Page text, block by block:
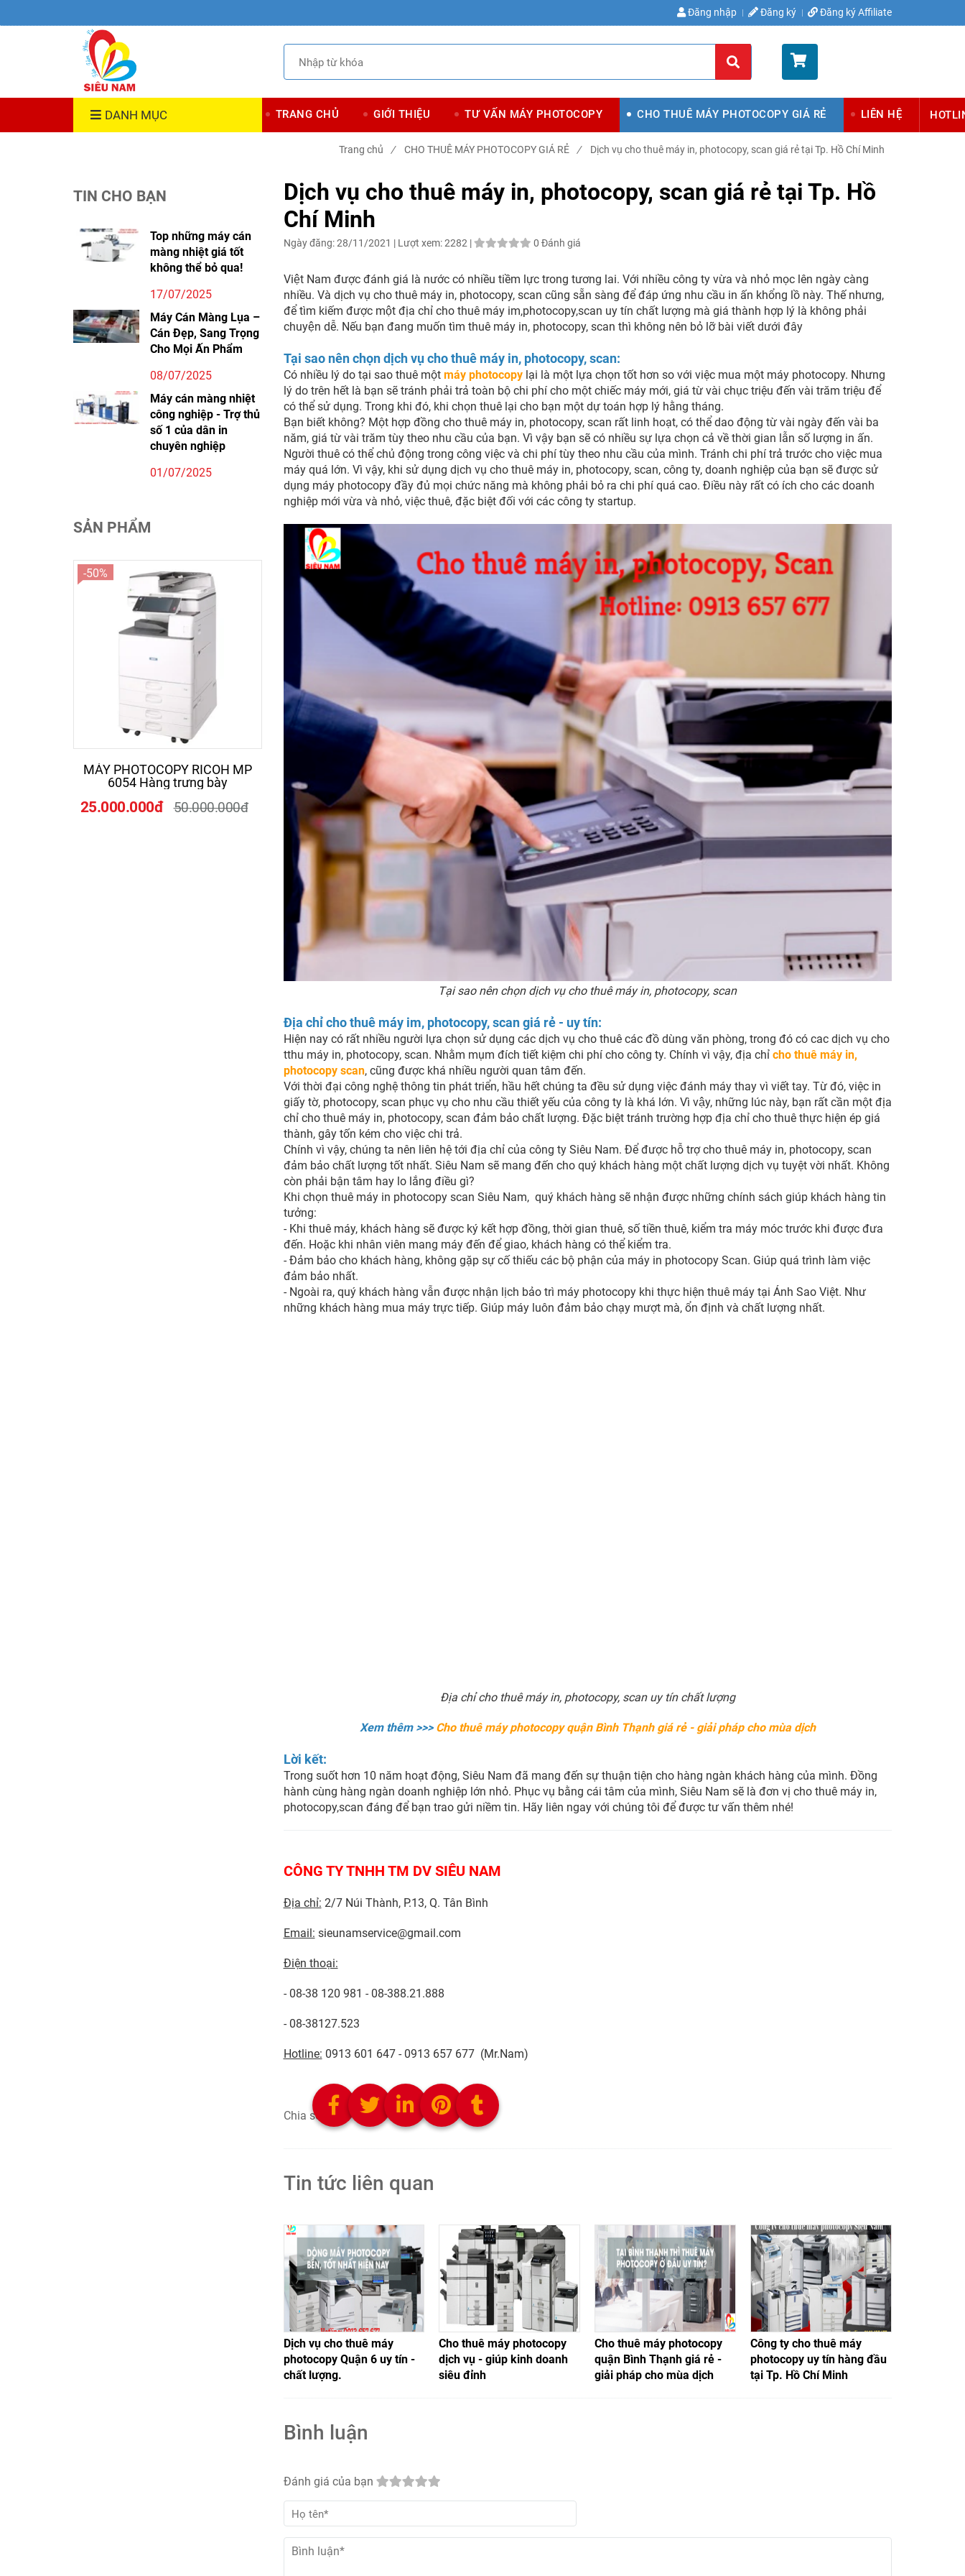
Đăng nhập Đăng ký Đăng ký Affiliate
DANH MỤC TRANG CHỦ GIỚI THIỆU TƯ VẤN MÁY PHOTOCOPY CHO THUÊ MÁY PHOTOCOPY GIÁ RẺ LIÊN HỆ
Trang chủ / CHO THUÊ MÁY PHOTOCOPY GIÁ RẺ / Dịch vụ cho thuê máy in, photocopy, scan giá rẻ tại Tp. Hồ Chí Minh
Dịch vụ cho thuê máy in, photocopy, scan giá rẻ tại Tp. Hồ
Chí Minh
Ngày đăng:28/11/2021 | Lượt xem:2282 | 0 Đánh giá
Việt Nam được đánh giá là nước có nhiều tiềm lực trong tương lai. Với nhiều công ty vừa và nhỏ mọc lên ngày càng
nhiều. Và dịch vụ cho thuê máy in, photocopy, scan cũng sẵn sàng để đáp ứng nhu cầu in ấn khổng lồ này. Thế nhưng,
để tìm kiếm được một địa chỉ cho thuê máy im,photocopy,scan uy tín chất lượng mà giá thành hợp lý là không phải
chuyện dễ. Nếu bạn đang muốn tìm thuê máy in, photocopy, scan thì không nên bỏ lỡ bài viết dưới đây
Tại sao nên chọn dịch vụ cho thuê máy in, photocopy, scan:
Có nhiều lý do tại sao thuê mộtmáy photocopy lại là một lựa chọn tốt hơn so với việc mua một máy photocopy. Nhưng
lý do trên hết là bạn sẽ tránh phải trả toàn bộ chi phí cho một chiếc máy mới, giá từ vài chục triệu đến vài trăm triệu để
có thể sử dụng. Trong khi đó, khi chọn thuê lại cho bạn một dự toán hợp lý hằng tháng.
Bạn biết không? Một hợp đồng cho thuê máy in, photocopy, scan rất linh hoạt, có thể dao động từ vài ngày đến vài ba
năm, giá từ vài trăm tùy theo nhu cầu của bạn. Vì vậy bạn sẽ có nhiều sự lựa chọn cả về thời gian lẫn số lượng in ấn.
Người thuê có thể chủ động trong công việc và chi phí tùy theo nhu cầu của mình. Tránh chi phí trả trước cho việc mua
máy quá lớn. Vì vậy, khi sử dụng dịch vụ cho thuê máy in, photocopy, scan, công ty, doanh nghiệp của bạn sẽ được sử
dụng máy photocopy đầy đủ mọi chức năng mà không phải bỏ ra chi phí quá cao. Điều này rất có ích cho các doanh
nghiệp mới vừa và nhỏ, việc thuê, đặc biệt đối với các công ty startup.
Tại sao nên chọn dịch vụ cho thuê máy in, photocopy, scan
Địa chỉ cho thuê máy im, photocopy, scan giá rẻ - uy tín:
Hiện nay có rất nhiều người lựa chọn sử dụng các dịch vụ cho thuê các đồ dùng văn phòng, trong đó có cac dịch vụ cho
tthu máy in, photocopy, scan. Nhằm mụm đích tiết kiệm chi phí cho công ty. Chính vì vậy, địa chỉcho thuê máy in,
photocopy scan, cũng được khá nhiều người quan tâm đến.
Với thời đại công nghệ thông tin phát triển, hầu hết chúng ta đều sử dụng việc đánh máy thay vì viết tay. Từ đó, việc in
giấy tờ, photocopy, scan phục vụ cho nhu cầu thiết yếu của công ty là khá lớn. Vì vậy, những lúc này, bạn rất cần một địa
chỉ cho thuê máy in, photocopy, scan đảm bảo chất lượng. Đặc biệt tránh trường hợp địa chỉ cho thuê thực hiện ép giá
thành, gây tốn kém cho việc chi trả.
Chính vì vậy, chúng ta nên liên hệ tới địa chỉ của công ty Siêu Nam. Để được hỗ trợ cho thuê máy in, photocopy, scan
đảm bảo chất lượng tốt nhất. Siêu Nam sẽ mang đến cho quý khách hàng một chất lượng dịch vụ tuyệt vời nhất. Không
còn phải bận tâm hay lo lắng điều gì?
Khi chọn thuê máy in photocopy scan Siêu Nam, quý khách hàng sẽ nhận được những chính sách giúp khách hàng tin
tưởng:
- Khi thuê máy, khách hàng sẽ được ký kết hợp đồng, thời gian thuê, số tiền thuê, kiểm tra máy móc trước khi được đưa
đến. Hoặc khi nhân viên mang máy đến để giao, khách hàng có thể kiểm tra.
- Đảm bảo cho khách hàng, không gặp sự cố thiếu các bộ phận của máy in photocopy Scan. Giúp quá trình làm việc
đảm bảo nhất.
- Ngoài ra, quý khách hàng vẫn được nhận lịch bảo trì máy photocopy khi thực hiện thuê máy tại Ánh Sao Việt. Như
những khách hàng mua máy trực tiếp. Giúp máy luôn đảm bảo chạy mượt mà, ổn định và chất lượng nhất.
Địa chỉ cho thuê máy in, photocopy, scan uy tín chất lượng
Xem thêm >>>Cho thuê máy photocopy quận Bình Thạnh giá rẻ - giải pháp cho mùa dịch
hành cùng hàng ngàn doanh nghiệp lớn nhỏ. Phục vụ bằng cái tâm của mình, Siêu Nam sẽ là đơn vị cho thuê máy in,
photocopy,scan đáng để bạn trao gửi niềm tin. Hãy liên ngay với chúng tôi để được tư vấn thêm nhé!
CÔNG TY TNHH TM DV SIÊU NAM
Địa chỉ:2/7 Núi Thành, P.13, Q. Tân Bình
- 08-38 120 981 - 08-388.21.888
- 08-38127.523
Hotline:0913 601 647 - 0913 657 677 (Mr.Nam)
Chia sẻ:
Tin tức liên quan
photocopy Quận 6 uy tín -
Bình luận
Đánh giá của bạn
TIN CHO BẠN
Top những máy cán
màng nhiệt giá tốt
không thể bỏ qua!
17/07/2025
Máy Cán Màng Lụa –
Cán Đẹp, Sang Trọng
Cho Mọi Ấn Phẩm
08/07/2025
Máy cán màng nhiệt
công nghiệp - Trợ thủ
số 1 của dân in
chuyên nghiệp
01/07/2025
SẢN PHẨM
-50%
MÁY PHOTOCOPY RICOH MP
6054 Hàng trưng bày
25.000.000đ 50.000.000đ
-70%
Máy photocopy Ricoh MP 2555
SP
19.000.000đ 65.000.000đ
-46%
Máy photocopy Ricoh MP 4055
26.000.000đ 49.000.000đ